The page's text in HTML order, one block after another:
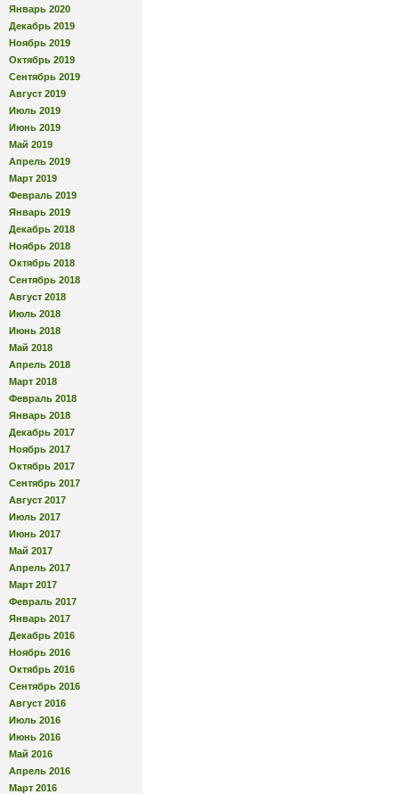
Январь 2020
Декабрь 2019
Ноябрь 2019
Октябрь 2019
Сентябрь 2019
Август 2019
Июль 2019
Июнь 2019
Май 2019
Апрель 2019
Март 2019
Февраль 2019
Январь 2019
Декабрь 2018
Ноябрь 2018
Октябрь 2018
Сентябрь 2018
Август 2018
Июль 2018
Июнь 2018
Май 2018
Апрель 2018
Март 2018
Февраль 2018
Январь 2018
Декабрь 2017
Ноябрь 2017
Октябрь 2017
Сентябрь 2017
Август 2017
Июль 2017
Июнь 2017
Май 2017
Апрель 2017
Март 2017
Февраль 2017
Январь 2017
Декабрь 2016
Ноябрь 2016
Октябрь 2016
Сентябрь 2016
Август 2016
Июль 2016
Июнь 2016
Май 2016
Апрель 2016
Март 2016